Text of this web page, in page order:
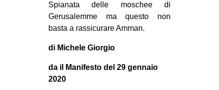
Spianata delle moschee di
Gerusalemme ma questo non
basta a rassicurare Amman.
di Michele Giorgio
da il Manifesto del 29 gennaio
2020